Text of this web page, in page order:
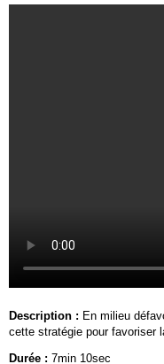
Description : En milieu
cette stratégie pour favoriser
Durée : 7min 10sec